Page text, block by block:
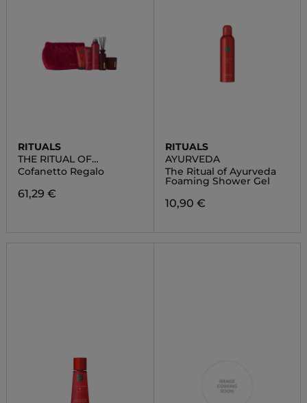
RITUALS
THE RITUAL OF
AYURVEDA
Cofanetto Regalo
61,29 €
RITUALS
AYURVEDA
The Ritual of Ayurveda
Foaming Shower Gel
10,90 €